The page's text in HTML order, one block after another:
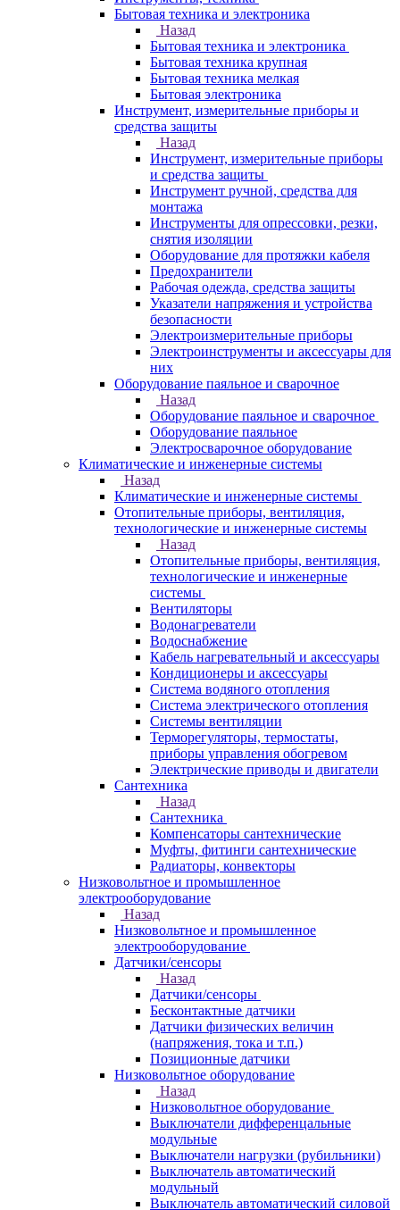
Бытовая техника и электроника
Назад
Бытовая техника и электроника
Бытовая техника крупная
Бытовая техника мелкая
Бытовая электроника
Инструмент, измерительные приборы и
средства защиты
Назад
Инструмент, измерительные приборы
и средства защиты
Инструмент ручной, средства для
монтажа
Инструменты для опрессовки, резки,
снятия изоляции
Оборудование для протяжки кабеля
Предохранители
Рабочая одежда, средства защиты
Указатели напряжения и устройства
безопасности
Электроизмерительные приборы
Электроинструменты и аксессуары для
них
Оборудование паяльное и сварочное
Назад
Оборудование паяльное и сварочное
Оборудование паяльное
Электросварочное оборудование
Климатические и инженерные системы
Назад
Климатические и инженерные системы
Отопительные приборы, вентиляция,
технологические и инженерные системы
Назад
Отопительные приборы, вентиляция,
технологические и инженерные
системы
Вентиляторы
Водонагреватели
Водоснабжение
Кабель нагревательный и аксессуары
Кондиционеры и аксессуары
Система водяного отопления
Система электрического отопления
Системы вентиляции
Терморегуляторы, термостаты,
приборы управления обогревом
Электрические приводы и двигатели
Сантехника
Назад
Сантехника
Компенсаторы сантехнические
Муфты, фитинги сантехнические
Радиаторы, конвекторы
Низковольтное и промышленное
электрооборудование
Назад
Низковольтное и промышленное
электрооборудование
Датчики/сенсоры
Назад
Датчики/сенсоры
Бесконтактные датчики
Датчики физических величин
(напряжения, тока и т.п.)
Позиционные датчики
Низковольтное оборудование
Назад
Низковольтное оборудование
Выключатели дифференцальные
модульные
Выключатели нагрузки (рубильники)
Выключатель автоматический
модульный
Выключатель автоматический силовой